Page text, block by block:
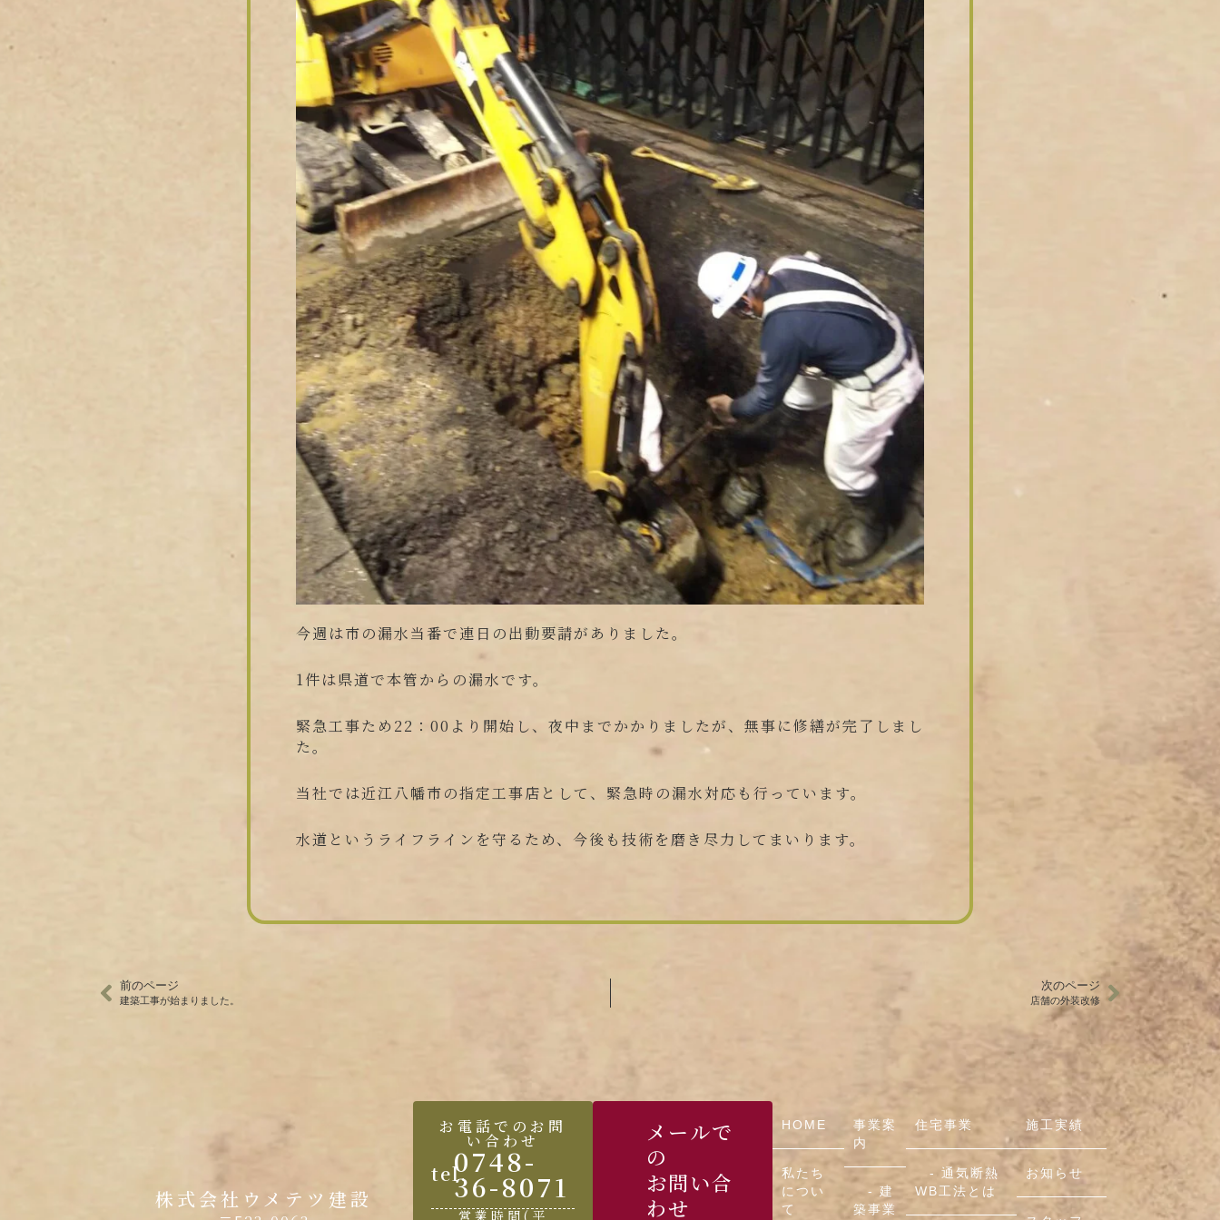
今週は市の漏水当番で連日の出動要請がありました。
1件は県道で本管からの漏水です。
緊急工事ため22：00より開始し、夜中までかかりましたが、無事に修繕が完了しまし
た。
当社では近江八幡市の指定工事店として、緊急時の漏水対応も行っています。
水道というライフラインを守るため、今後も技術を磨き尽力してまいります。
前のページ
建築工事が始まりました。
次のページ
店舗の外装改修
株式会社ウメテツ建設
お電話でのお問
い合わせ
tel.0748-
36-8071
営業時間(平
メールで
の
お問い合
わせ
HOME
私たち
につい
て
事業案
内
- 建
築事業
住宅事業
- 通気断熱
WB工法とは
施工実績
お知らせ